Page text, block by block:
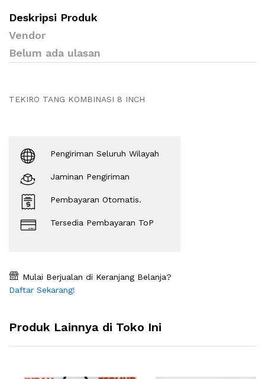
Deskripsi Produk
Vendor
Belum ada ulasan
TEKIRO TANG KOMBINASI 8 INCH
Pengiriman Seluruh Wilayah
Jaminan Pengiriman
Pembayaran Otomatis.
Tersedia Pembayaran ToP
Mulai Berjualan di Keranjang Belanja?
Daftar Sekarang!
Produk Lainnya di Toko Ini